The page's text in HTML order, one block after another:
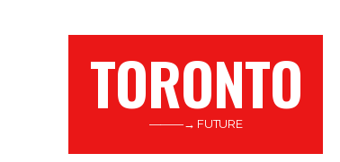
TORONTO
———→ FUTURE